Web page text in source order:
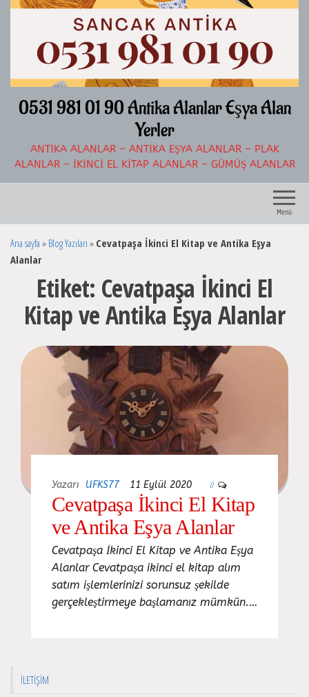
İçeriğe
0531 981 01 90 Antika Alanlar Eşya Alan
Yerler
ANTIKA ALANLAR – ANTIKA EŞYA ALANLAR – PLAK
ALANLAR – İKINCI EL KITAP ALANLAR – GÜMÜŞ ALANLAR
Menü
Ana sayfa » Blog Yazıları » Cevatpaşa İkinci El Kitap ve Antika Eşya
Alanlar
Etiket: Cevatpaşa İkinci El
Kitap ve Antika Eşya Alanlar
Yazarı UFKS77 11 Eylül 2020 0
Cevatpaşa İkinci El Kitap
ve Antika Eşya Alanlar
Cevatpaşa İkinci El Kitap ve Antika Eşya
Alanlar Cevatpaşa ikinci el kitap alım
satım işlemlerinizi sorunsuz şekilde
gerçekleştirmeye başlamanız mümkün.…
İLETIŞIM